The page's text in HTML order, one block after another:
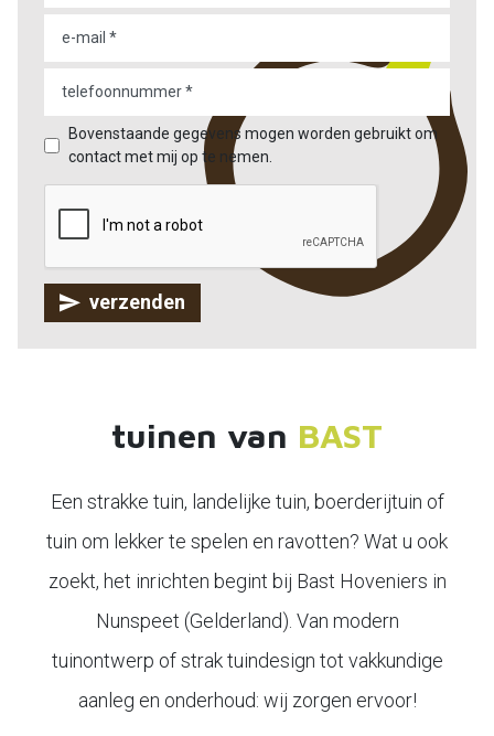
Bovenstaande gegevens mogen worden gebruikt om
contact met mij op te nemen.
verzenden
tuinen van BAST
Een strakke tuin, landelijke tuin, boerderijtuin of
tuin om lekker te spelen en ravotten? Wat u ook
zoekt, het inrichten begint bij Bast Hoveniers in
Nunspeet (Gelderland). Van modern
tuinontwerp of strak tuindesign tot vakkundige
aanleg en onderhoud: wij zorgen ervoor!